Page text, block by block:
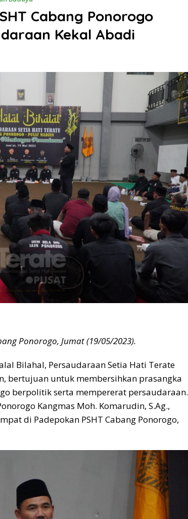
Cabang Ponorogo
Kekal Abadi
Ponorogo, Jumat (19/05/2023).
Bilahal, Persaudaraan Setia Hati Terate
bertujuan untuk membersihkan prasangka
berpolitik serta mempererat persaudaraan.
Kangmas Moh. Komarudin, S.Ag.,
di Padepokan PSHT Cabang Ponorogo,